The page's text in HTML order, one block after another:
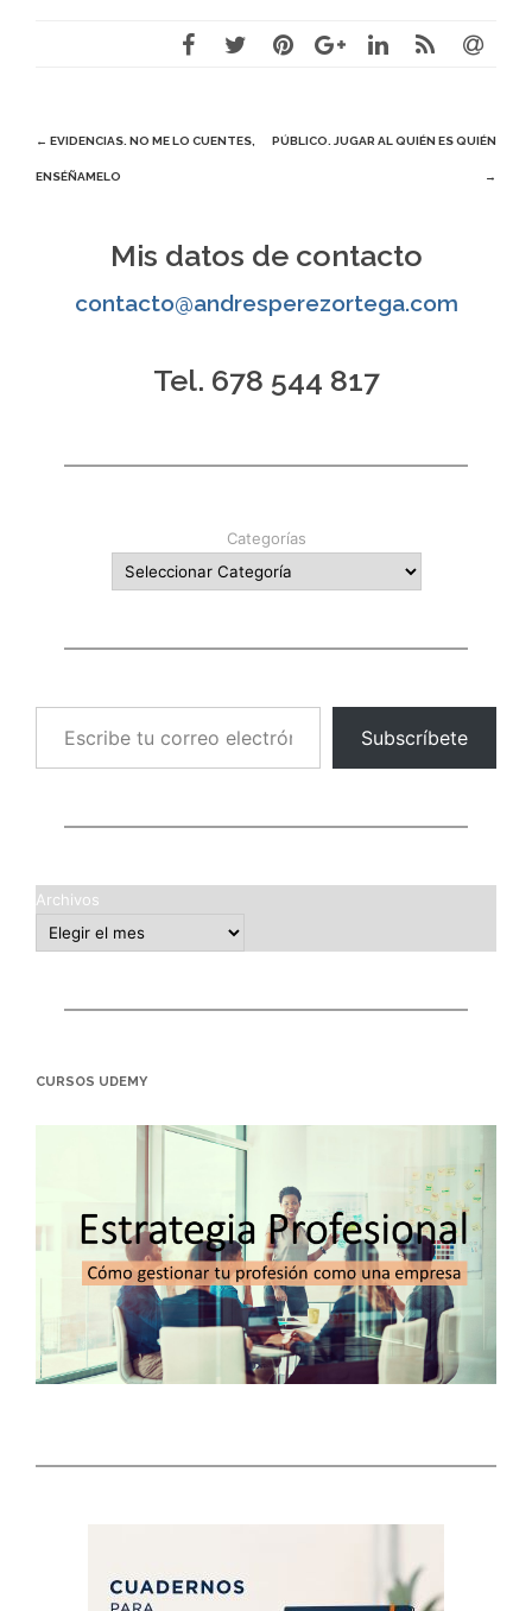
Navegación
de
← EVIDENCIAS. NO ME LO CUENTES,
ENSÉÑAMELO
PÚBLICO. JUGAR AL QUIÉN ES QUIÉN
→
Mis datos de contacto
contacto@andresperezortega.com
Tel. 678 544 817
Categorías
Escribe tu correo electrónico…
Subscríbete
Archivos
CURSOS UDEMY